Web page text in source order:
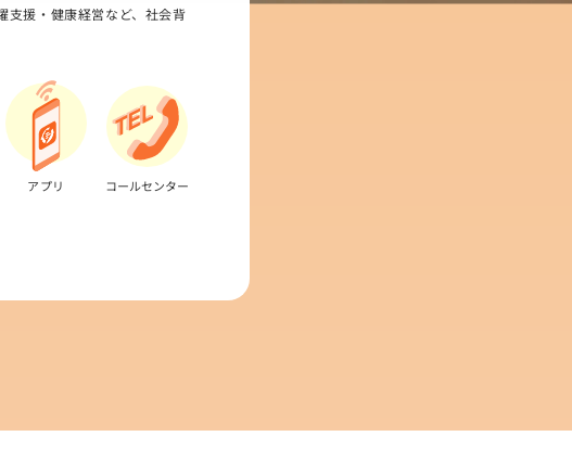
支援・健康経営など、社会背
アプリ コールセンター